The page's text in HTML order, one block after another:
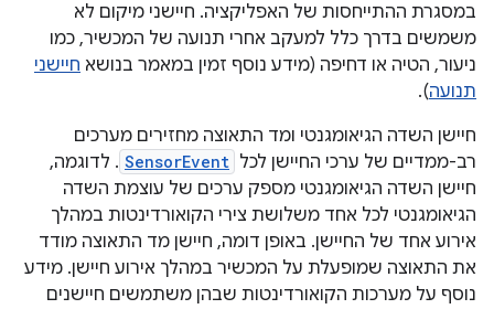
במסגרת ההתייחסות של האפליקציה. חיישני מיקום לא
משמשים בדרך כלל למעקב אחרי תנועה של המכשיר, כמו
ניעור, הטיה או דחיפה (מידע נוסף זמין במאמר בנושא חיישני
תנועה).
חיישן השדה הגיאומגנטי ומד התאוצה מחזירים מערכים
רב-ממדיים של ערכי החיישן לכל SensorEvent . לדוגמה,
חיישן השדה הגיאומגנטי מספק ערכים של עוצמת השדה
הגיאומגנטי לכל אחד משלושת צירי הקואורדינטות במהלך
אירוע אחד של החיישן. באופן דומה, חיישן מד התאוצה מודד
את התאוצה שמופעלת על המכשיר במהלך אירוע חיישן. מידע
נוסף על מערכות הקואורדינטות שבהן משתמשים חיישנים